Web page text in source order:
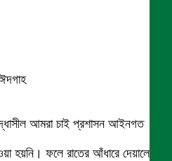
আমরা চাই প্রশাসন আইনগত
হয়নি। ফলে রাতের আঁধারে দেয়ালে